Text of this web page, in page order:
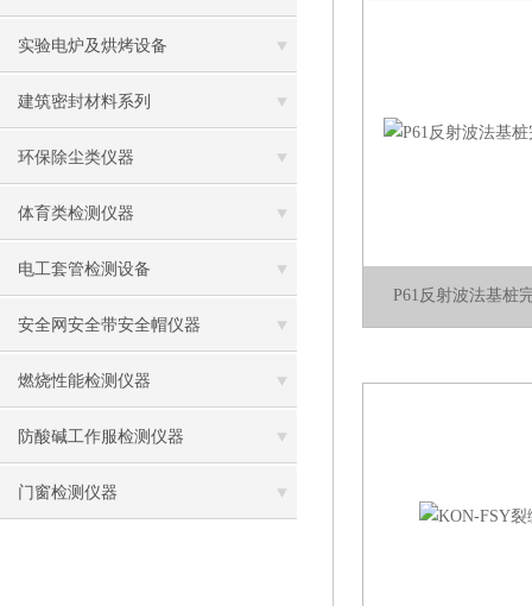
实验电炉及烘烤设备
建筑密封材料系列
环保除尘类仪器
体育类检测仪器
电工套管检测设备
安全网安全带安全帽仪器
燃烧性能检测仪器
防酸碱工作服检测仪器
门窗检测仪器
P61反射波法基桩